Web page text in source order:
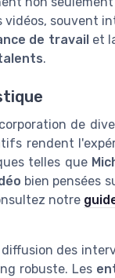
souvent
de travailet
.
de
rendent
telles que
bien pensées
notre
des
robuste. Les